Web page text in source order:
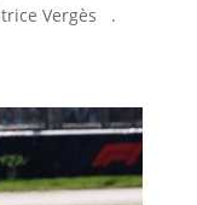
Vergès .